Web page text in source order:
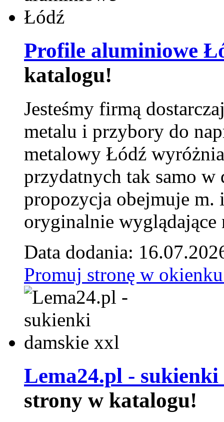
Profile aluminiowe
katalogu!
Jesteśmy firmą
metalu i przybory do
metalowy Łódź
przydatnych tak samo w
propozycja obejmuje m.
oryginalnie wyglądające
Data dodania:
Promuj stronę w
Lema24.pl -
strony w katalogu!